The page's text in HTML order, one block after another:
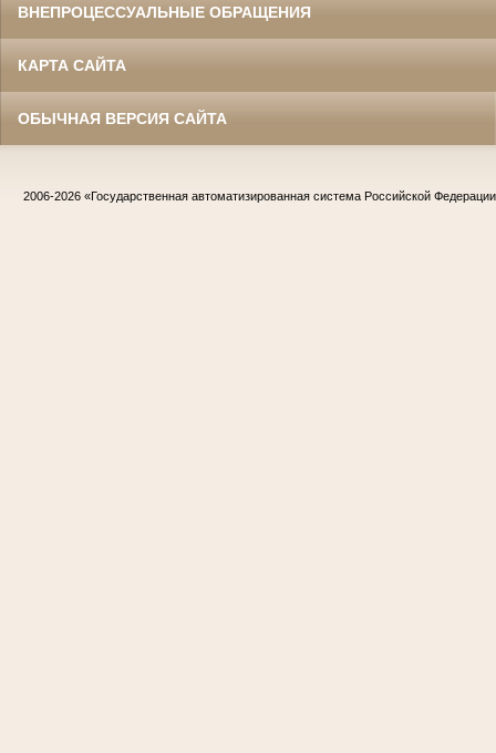
ВНЕПРОЦЕССУАЛЬНЫЕ ОБРАЩЕНИЯ
КАРТА САЙТА
ОБЫЧНАЯ ВЕРСИЯ САЙТА
2006-2026 «Государственная автоматизированная система Российской